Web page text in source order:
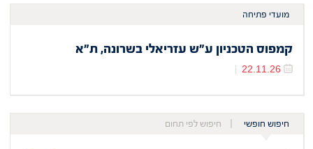
מועדי פתיחה
קמפוס הטכניון ע"ש עזריאלי בשרונה, ת"א
22.11.26
|
חיפוש חופשי חיפוש לפי תחום